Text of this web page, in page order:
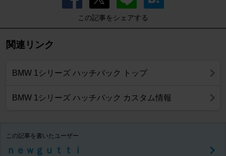
この記事をシェアする
関連リンク
BMW 1シリーズ ハッチバック トップ
BMW 1シリーズ ハッチバック カスタム情報
この記事を書いたユーザー
ｎｅｗｇｕｔｔｉ